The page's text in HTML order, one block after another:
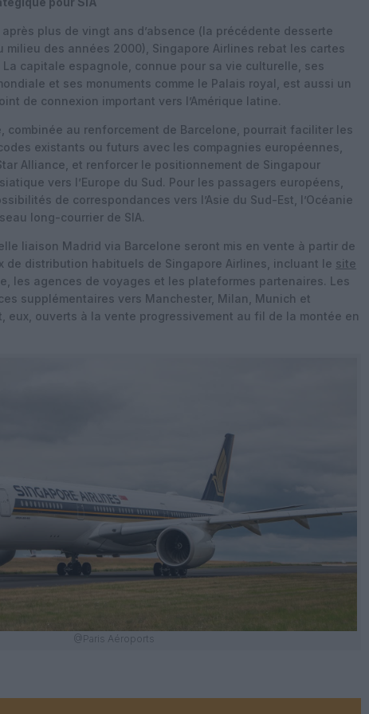
plus de vingt ans d’absence (la précédente desserte
milieu des années 2000), Singapore Airlines rebat les cartes
capitale espagnole, connue pour sa vie culturelle, ses
et ses monuments comme le Palais royal, est aussi un
de connexion important vers l’Amérique latine.
combinée au renforcement de Barcelone, pourrait faciliter les
existants ou futurs avec les compagnies européennes,
Alliance, et renforcer le positionnement de Singapour
vers l’Europe du Sud. Pour les passagers européens,
de correspondances vers l’Asie du Sud-Est, l’Océanie
long-courrier de SIA.
liaison Madrid via Barcelone seront mis en vente à partir de
de distribution habituels de Singapore Airlines, incluant le site
les agences de voyages et les plateformes partenaires. Les
supplémentaires vers Manchester, Milan, Munich et
eux, ouverts à la vente progressivement au fil de la montée en
@Paris Aéroports